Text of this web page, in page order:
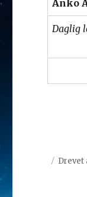
Anko
Daglig
Drevet